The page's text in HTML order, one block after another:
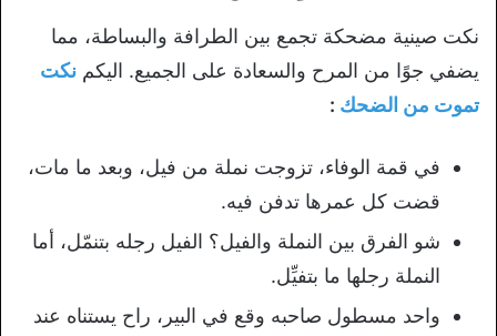
نكت صينية مضحكة تجمع بين الطرافة والبساطة، مما
يضفي جوًا من المرح والسعادة على الجميع. اليكم نكت
تموت من الضحك :
في قمة الوفاء، تزوجت نملة من فيل، وبعد ما مات،
قضت كل عمرها تدفن فيه.
شو الفرق بين النملة والفيل؟ الفيل رجله بتنمّل، أما
النملة رجلها ما بتفيِّل.
واحد مسطول صاحبه وقع في البير، راح يستناه عند